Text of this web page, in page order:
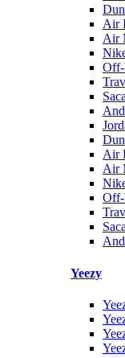
Air
Air
Air
Air
Yeezy